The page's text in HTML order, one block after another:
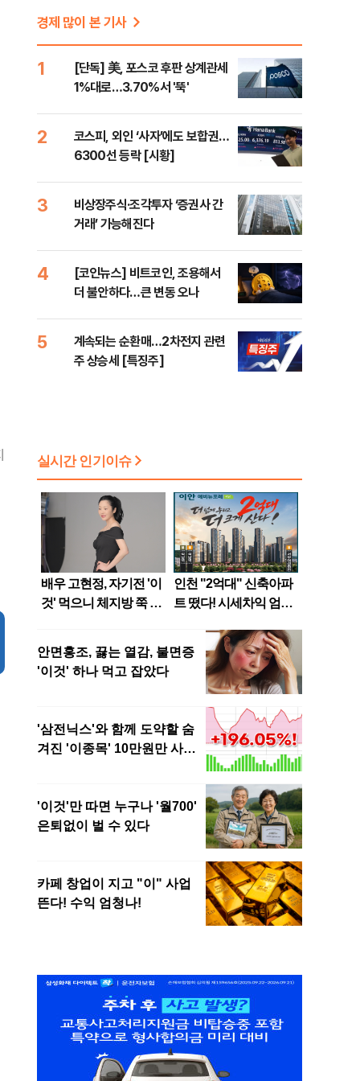
경제 많이 본 기사
1
[단독] 美, 포스코 후판 상계관세
1%대로…3.70%서 '뚝'
2
코스피, 외인 ‘사자’에도 보합권…
6300선 등락 [시황]
3
비상장주식·조각투자 ‘증권사 간
거래’ 가능해진다
4
[코인뉴스] 비트코인, 조용해서
더 불안하다…큰 변동 오나
5
계속되는 순환매…2차전지 관련
주 상승세 [특징주]